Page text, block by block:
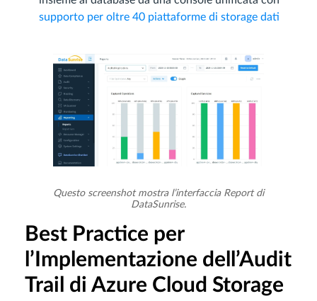
supporto per oltre 40 piattaforme di storage dati
Questo screenshot mostra l’interfaccia Report di
DataSunrise.
Best Practice per
l’Implementazione dell’Audit
Trail di Azure Cloud Storage